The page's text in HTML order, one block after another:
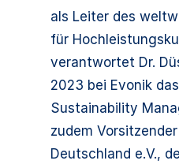
als Leiter des
für
verantwortet Dr.
2023 bei Evonik
Sustainability
zudem
Deutschland e.V.,